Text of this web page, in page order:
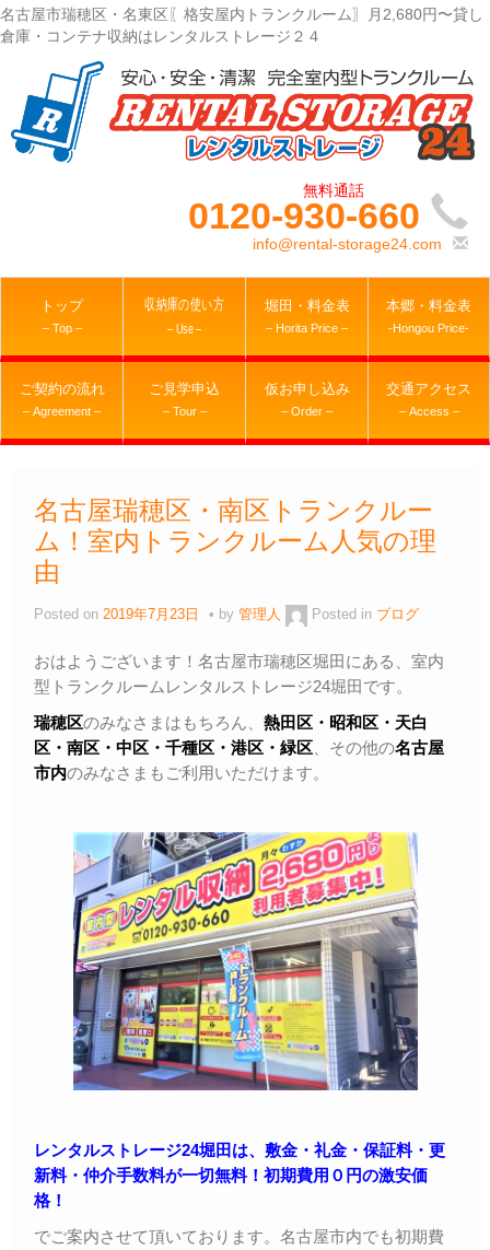
名古屋市瑞穂区・名東区〖格安屋内トランクルーム〗月2,680円〜貸し
倉庫・コンテナ収納はレンタルストレージ２４
0120-930-660
info@rental-storage24.com
トップ
– Top –
収納庫の使い方
– Use –
堀田・料金表
– Horita Price –
本郷・料金表
-Hongou Price-
ご契約の流れ
– Agreement –
ご見学申込
– Tour –
仮お申し込み
– Order –
交通アクセス
– Access –
名古屋瑞穂区・南区トランクルー
ム！室内トランクルーム人気の理
由
Posted on 2019年7月23日 by 管理人 Posted in ブログ
おはようございます！名古屋市瑞穂区堀田にある、室内
型トランクルームレンタルストレージ24堀田です。
瑞穂区のみなさまはもちろん、 熱田区・昭和区・天白
区・ 南区・中区・千種区・港区・緑区 、その他の名古屋
市内のみなさまもご利用いただけます。
レンタルストレージ24堀田は、敷金・礼金・保証料・更
新料・仲介手数料が一切無料！初期費用０円の激安価
格！
でご案内させて頂いております。名古屋市内でも初期費